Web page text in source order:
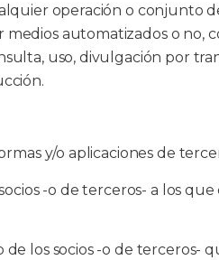
operación o conjunto
medios automatizados o
uso, divulgación por
y/o aplicaciones de
-o de terceros- a los
los socios -o de terceros-